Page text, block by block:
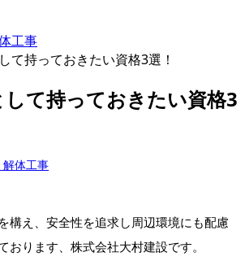
工事
て持っておきたい資格3選！
て持っておきたい資格3
体工事
構え、安全性を追求し周辺環境にも配慮
おります、株式会社⼤村建設です。